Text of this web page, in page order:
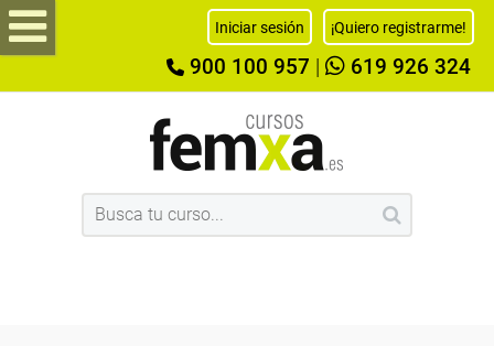
Iniciar sesión ¡Quiero registrarme!
900 100 957 619 926 324